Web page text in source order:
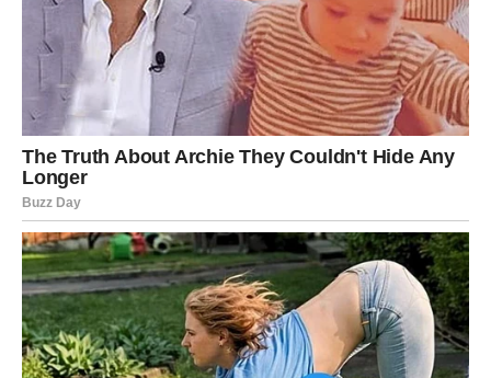
Mnogi Lavovi će tokom ove sedmice dobiti ono što su
dugo priželjkivali — sigurnost, ljubav, podršku i osjećaj da
konačno imaju kontrolu nad vlastitom budućnošću.
Pred vama je sedmica koja bi
mogla promijeniti sve
Zvijezde vam sada donose novu energiju, mnogo više
samopouzdanja i priliku da konačno osjetite kako izgleda
kada život radi u vašu korist.